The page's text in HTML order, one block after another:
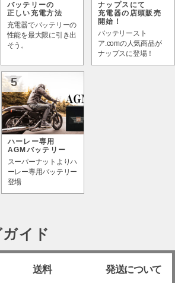
バッテリーの
正しい充電方法
充電器でバッテリーの
性能を最大限に引き出
そう。
ナップスにて
充電器の店頭販売
開始！
バッテリースト
ア.comの人気商品が
ナップスに登場！
5
ハーレー専用
AGMバッテリー
スーパーナットよりハ
ーレー専用バッテリー
登場
イド
送料 発送について